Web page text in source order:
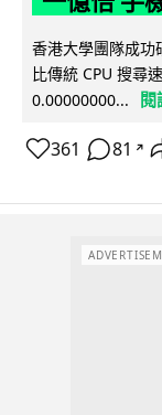
香港大學團隊成功
比傳統 CPU 搜尋
0.00000000...
閱
361 81 ↗